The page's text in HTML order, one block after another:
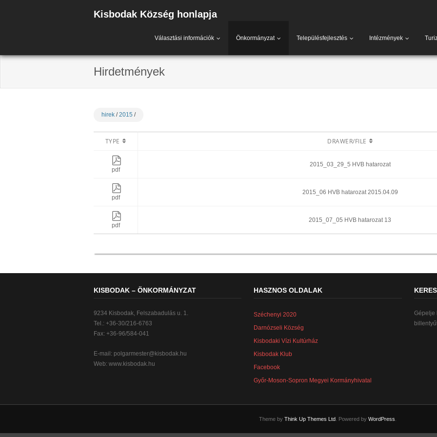
Kisbodak Község honlapja
Választási információk Önkormányzat Településfejlesztés Intézmények
Hirdetmények
hirek /2015 /
TYPE DRAWER/FILE
pdf
2015_03_29_5 HVB hatarozat
pdf
2015_06 HVB hatarozat 2015.04.09
pdf
2015_07_05 HVB hatarozat 13
KISBODAK – ÖNKORMÁNYZAT
9234 Kisbodak, Felszabadulás u. 1.
Tel.: +36-30/216-6763
Fax: +36-96/584-041
E-mail: polgarmester@kisbodak.hu
Web: www.kisbodak.hu
HASZNOS OLDALAK
Széchenyi 2020
Darnózseli Község
Kisbodaki Vízi Kultúrház
Kisbodak Klub
Facebook
Győr-Moson-Sopron Megyei Kormányhivatal
Gépelje
Theme by Think Up Themes Ltd . Powered by WordPress